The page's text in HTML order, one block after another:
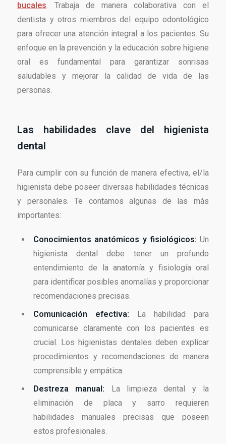
bucales. Trabaja de manera colaborativa con el
dentista y otros miembros del equipo odontológico
para ofrecer una atención integral a los pacientes. Su
enfoque en la prevención y la educación sobre higiene
oral es fundamental para garantizar sonrisas
saludables y mejorar la calidad de vida de las
personas.
Las habilidades clave del higienista
dental
Para cumplir con su función de manera efectiva, el/la
higienista debe poseer diversas habilidades técnicas
y personales. Te contamos algunas de las más
importantes:
Conocimientos anatómicos y fisiológicos: Un
higienista dental debe tener un profundo
entendimiento de la anatomía y fisiología oral
para identificar posibles anomalías y proporcionar
recomendaciones precisas.
Comunicación efectiva: La habilidad para
comunicarse claramente con los pacientes es
crucial. Los higienistas dentales deben explicar
procedimientos y recomendaciones de manera
comprensible y empática.
Destreza manual: La limpieza dental y la
eliminación de placa y sarro requieren
habilidades manuales precisas que poseen
estos profesionales.